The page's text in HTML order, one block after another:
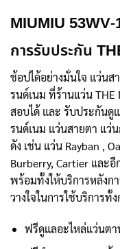
MIUMIU
การรับประกัน
ช้อปได้อย่างมั่นใจ แว่น
รนด์เนม ที่ร้านแว่น
สอบได้ และ รับประกันดู
รนด์เนม แว่นสายตา แว่
ดัง เช่น แว่น Rayban ,
Burberry, Cartier และ
พร้อมทั้งให้บริการหลังก
วางใจในการใช้บริการทั้
ฟรีดูแลอะไหล่แว่นต